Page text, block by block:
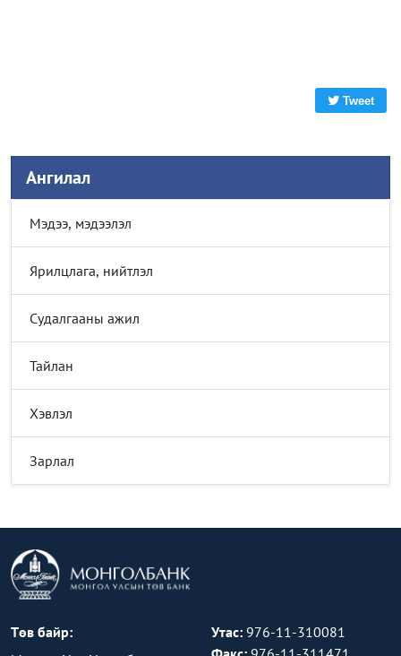
Tweet
Ангилал
Мэдээ, мэдээлэл
Ярилцлага, нийтлэл
Судалгааны ажил
Тайлан
Хэвлэл
Зарлал
Төв байр:
Утас: 976-11-310081